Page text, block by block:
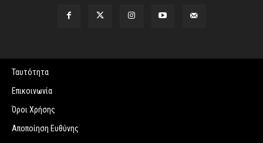
Ταυτότητα
Επικοινωνία
Όροι Χρήσης
Αποποίηση Ευθύνης